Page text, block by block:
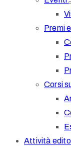
Premi
Corsi
Attività